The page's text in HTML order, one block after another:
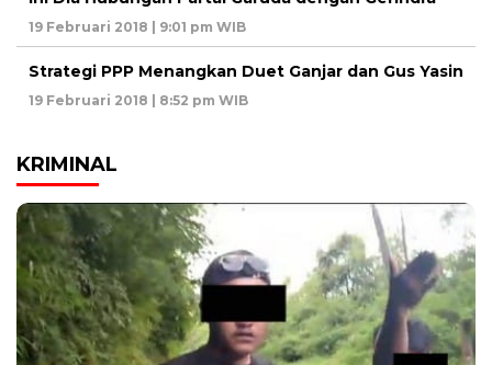
19 Februari 2018 | 9:01 pm WIB
Strategi PPP Menangkan Duet Ganjar dan Gus Yasin
19 Februari 2018 | 8:52 pm WIB
KRIMINAL